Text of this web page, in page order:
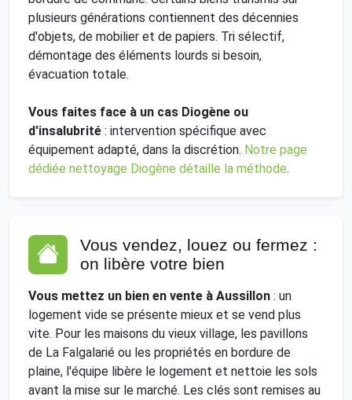
plusieurs générations contiennent des décennies
d'objets, de mobilier et de papiers. Tri sélectif,
démontage des éléments lourds si besoin,
évacuation totale.
Vous faites face à un cas Diogène ou
d'insalubrité : intervention spécifique avec
équipement adapté, dans la discrétion. Notre page
dédiée nettoyage Diogène détaille la méthode.
Vous vendez, louez ou fermez :
on libère votre bien
Vous mettez un bien en vente à Aussillon : un
logement vide se présente mieux et se vend plus
vite. Pour les maisons du vieux village, les pavillons
de La Falgalarié ou les propriétés en bordure de
plaine, l'équipe libère le logement et nettoie les sols
avant la mise sur le marché. Les clés sont remises au